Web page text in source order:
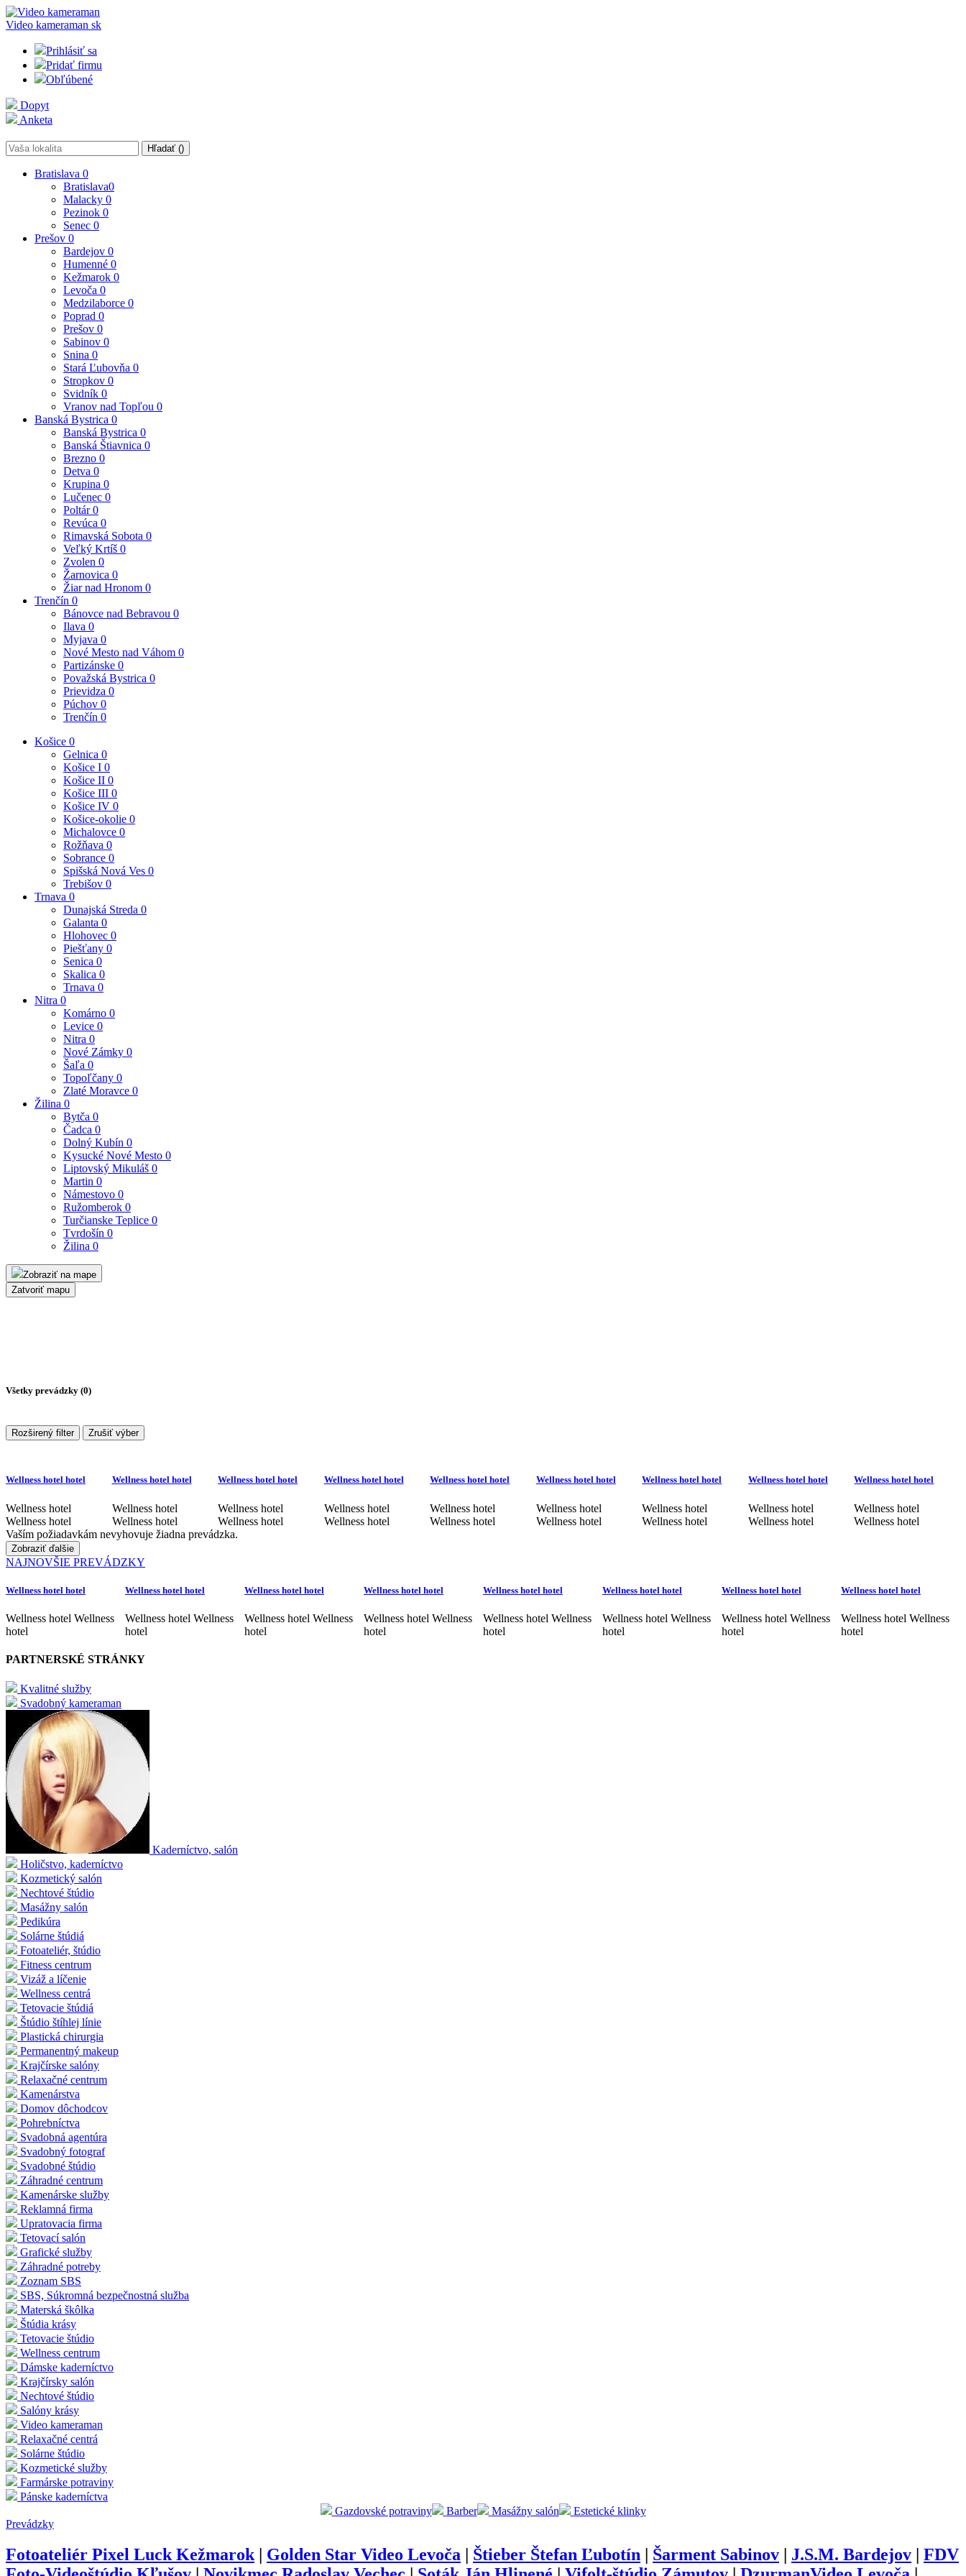
Video kameraman sk
Prihlásiť sa
Pridať firmu
Obľúbené
Dopyt
Anketa
Hľadať ()
Bratislava 0
Bratislava0
Malacky 0
Pezinok 0
Senec 0
Prešov 0
Bardejov 0
Humenné 0
Kežmarok 0
Levoča 0
Medzilaborce 0
Poprad 0
Prešov 0
Sabinov 0
Snina 0
Stará Ľubovňa 0
Stropkov 0
Svidník 0
Vranov nad Topľou 0
Banská Bystrica 0
Banská Bystrica 0
Banská Štiavnica 0
Brezno 0
Detva 0
Krupina 0
Lučenec 0
Poltár0
Revúca 0
Rimavská Sobota 0
Veľký Krtíš 0
Zvolen 0
Žarnovica 0
Žiar nad Hronom 0
Trenčín 0
Bánovce nad Bebravou 0
Ilava 0
Myjava 0
Nové Mesto nad Váhom 0
Partizánske 0
Považská Bystrica 0
Prievidza 0
Púchov 0
Trenčín 0
Košice 0
Gelnica 0
Košice I 0
Košice II 0
Košice III 0
Košice IV 0
Košice-okolie 0
Michalovce 0
Rožňava 0
Sobrance 0
Spišská Nová Ves 0
Trebišov 0
Trnava 0
Dunajská Streda 0
Galanta 0
Hlohovec 0
Piešťany 0
Senica 0
Skalica 0
Trnava 0
Nitra 0
Komárno 0
Levice 0
Nitra 0
Nové Zámky 0
Šaľa 0
Topoľčany 0
Zlaté Moravce 0
Žilina 0
Bytča 0
Čadca 0
Dolný Kubín 0
Kysucké Nové Mesto 0
Liptovský Mikuláš 0
Martin 0
Námestovo 0
Ružomberok 0
Turčianske Teplice 0
Tvrdošín 0
Žilina 0
Zobraziť na mape
Zatvoriť mapu
Všetky prevádzky (0)
Rozširený filter Zrušiť výber
Wellness hotel hotel
Wellness hotel
Wellness hotel
Wellness hotel hotel
Wellness hotel
Wellness hotel
Wellness hotel hotel
Wellness hotel
Wellness hotel
Wellness hotel hotel
Wellness hotel
Wellness hotel
Wellness hotel hotel
Wellness hotel
Wellness hotel
Wellness hotel hotel
Wellness hotel
Wellness hotel
Wellness hotel hotel
Wellness hotel
Wellness hotel
Wellness hotel hotel
Wellness hotel
Wellness hotel
Wellness hotel hotel
Wellness hotel
Wellness hotel
Vaším požiadavkám nevyhovuje žiadna prevádzka.
Zobraziť ďalšie
NAJNOVŠIE PREVÁDZKY
Wellness hotel hotel
Wellness hotel Wellness
hotel
Wellness hotel hotel
Wellness hotel Wellness
hotel
Wellness hotel hotel
Wellness hotel Wellness
hotel
Wellness hotel hotel
Wellness hotel Wellness
hotel
Wellness hotel hotel
Wellness hotel Wellness
hotel
Wellness hotel hotel
Wellness hotel Wellness
hotel
Wellness hotel hotel
Wellness hotel Wellness
hotel
Wellness hotel hotel
Wellness hotel Wellness
hotel
PARTNERSKÉ STRÁNKY
Kvalitné služby
Svadobný kameraman
Kaderníctvo, salón
Holičstvo, kaderníctvo
Kozmetický salón
Nechtové štúdio
Masážny salón
Pedikúra
Solárne štúdiá
Fotoateliér, štúdio
Fitness centrum
Vizáž a líčenie
Wellness centrá
Tetovacie štúdiá
Štúdio štíhlej línie
Plastická chirurgia
Permanentný makeup
Krajčírske salóny
Relaxačné centrum
Kamenárstva
Domov dôchodcov
Pohrebníctva
Svadobná agentúra
Svadobný fotograf
Svadobné štúdio
Záhradné centrum
Kamenárske služby
Reklamná firma
Upratovacia firma
Tetovací salón
Grafické služby
Záhradné potreby
Zoznam SBS
SBS, Súkromná bezpečnostná služba
Materská škôlka
Štúdia krásy
Tetovacie štúdio
Wellness centrum
Dámske kaderníctvo
Krajčírsky salón
Nechtové štúdio
Salóny krásy
Video kameraman
Relaxačné centrá
Solárne štúdio
Kozmetické služby
Farmárske potraviny
Pánske kaderníctva
Gazdovské potraviny
Barber Masážny salón
Estetické klinky
Prevádzky
Fotoateliér Pixel Luck Kežmarok| Golden Star Video Levoča Štieber Štefan Ľubotín Šarment Sabinov J.S.M. Bardejov
FDV